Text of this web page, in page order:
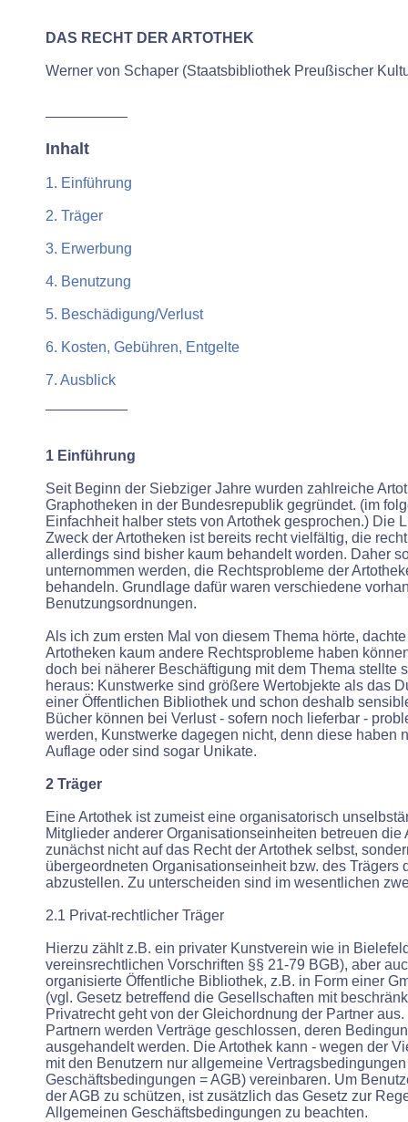
DAS RECHT DER ARTOTHEK
Werner von Schaper (Staatsbibliothek Preußischer
Inhalt
1. Einführung
2. Träger
3. Erwerbung
4. Benutzung
5. Beschädigung/Verlust
6. Kosten, Gebühren, Entgelte
7. Ausblick
1 Einführung
Seit Beginn der Siebziger Jahre wurden zahlreiche
Graphotheken in der Bundesrepublik gegründet. (im
Einfachheit halber stets von Artothek gesprochen.) Die
Zweck der Artotheken ist bereits recht vielfältig, die
allerdings sind bisher kaum behandelt worden. Daher
unternommen werden, die Rechtsprobleme der
behandeln. Grundlage dafür waren verschiedene
Benutzungsordnungen.
Als ich zum ersten Mal von diesem Thema hörte,
Artotheken kaum andere Rechtsprobleme haben
doch bei näherer Beschäftigung mit dem Thema stellte
heraus: Kunstwerke sind größere Wertobjekte als das
einer Öffentlichen Bibliothek und schon deshalb
Bücher können bei Verlust - sofern noch lieferbar -
werden, Kunstwerke dagegen nicht, denn diese haben
Auflage oder sind sogar Unikate.
2 Träger
Eine Artothek ist zumeist eine organisatorisch
Mitglieder anderer Organisationseinheiten betreuen die
zunächst nicht auf das Recht der Artothek selbst,
übergeordneten Organisationseinheit bzw. des Trägers
abzustellen. Zu unterscheiden sind im wesentlichen
2.1 Privat-rechtlicher Träger
Hierzu zählt z.B. ein privater Kunstverein wie in
vereinsrechtlichen Vorschriften §§ 21-79 BGB), aber
organisierte Öffentliche Bibliothek, z.B. in Form einer
(vgl. Gesetz betreffend die Gesellschaften mit
Privatrecht geht von der Gleichordnung der Partner
Partnern werden Verträge geschlossen, deren
ausgehandelt werden. Die Artothek kann - wegen der
mit den Benutzern nur allgemeine
Geschäftsbedingungen = AGB) vereinbaren. Um
der AGB zu schützen, ist zusätzlich das Gesetz zur
Allgemeinen Geschäftsbedingungen zu beachten.